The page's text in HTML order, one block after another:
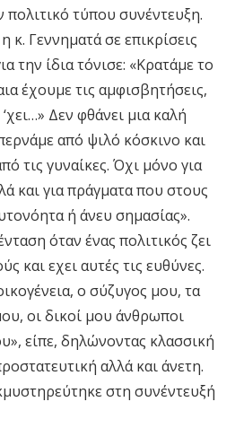
τύπου συνέντευξη.
Γεννηματά σε επικρίσεις
την ίδια τόνισε: «Κρατάμε το
έχουμε τις αμφισβητήσεις,
Δεν φθάνει μια καλή
από ψιλό κόσκινο και
τις γυναίκες. Όχι μόνο για
και για πράγματα που στους
ή άνευ σημασίας».
όταν ένας πολιτικός ζει
και εχει αυτές τις ευθύνες.
ο σύζυγος μου, τα
οι δικοί μου άνθρωποι
είπε, δηλώνοντας κλασσική
αλλά και άνετη.
στη συνέντευξή